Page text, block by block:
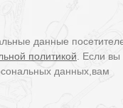
данные
политикой . Если
данных,вам